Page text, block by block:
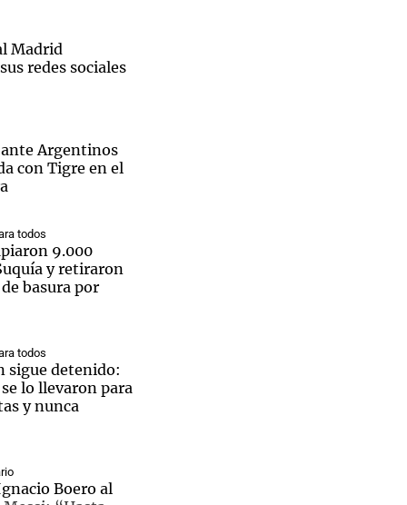
Madrid
redes sociales
Argentinos
con Tigre en el
todos
9.000
y retiraron
basura por
todos
sigue detenido:
lo llevaron para
y nunca
Boero al